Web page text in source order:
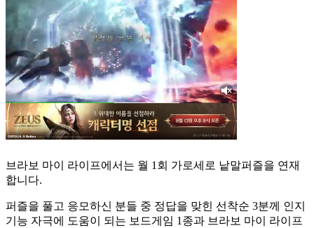
브라보 마이 라이프에서는 월 1회 가로세로 낱말퍼즐을 연재
합니다.
퍼즐을 풀고 응모하신 분들 중 정답을 맞힌 선착순 3분께 인지
기능 자극에 도움이 되는 보드게임 1종과 브라보 마이 라이프